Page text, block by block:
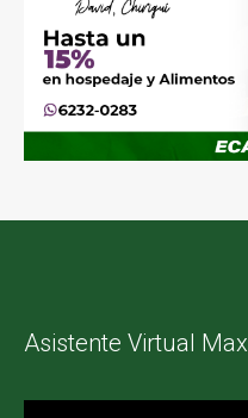
Asistente Virtual Max